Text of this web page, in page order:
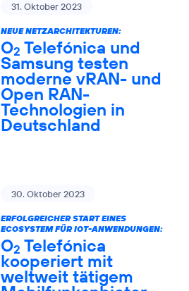
31. Oktober 2023
NEUE NETZARCHITEKTUREN:
O2 Telefónica und
Samsung testen
moderne vRAN- und
Open RAN-
Technologien in
Deutschland
30. Oktober 2023
ERFOLGREICHER START EINES
ECOSYSTEM FÜR IOT-ANWENDUNGEN:
O2 Telefónica
kooperiert mit
weltweit tätigem